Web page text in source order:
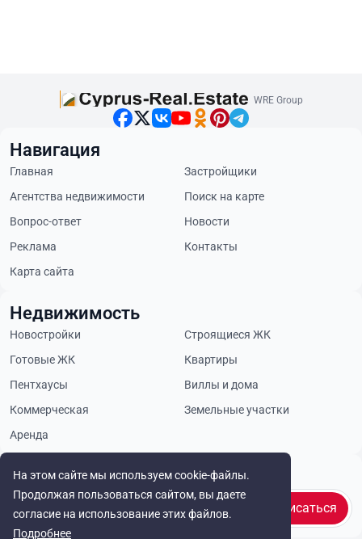
На этом сайте мы используем cookie-файлы.
Продолжая пользоваться сайтом, вы даете
согласие на использование этих файлов.
Подробнее
WRE Group
Будьте в курсе
Подписаться
Навигация
Главная
Застройщики
Агентства недвижимости
Поиск на карте
Вопрос-ответ
Новости
Реклама
Контакты
Карта сайта
Недвижимость
Новостройки
Строящиеся ЖК
Готовые ЖК
Квартиры
Пентхаусы
Виллы и дома
Коммерческая
Земельные участки
Аренда